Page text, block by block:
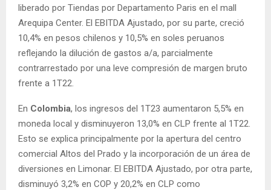
liberado por Tiendas por Departamento Paris en el mall
Arequipa Center. El EBITDA Ajustado, por su parte, creció
10,4% en pesos chilenos y 10,5% en soles peruanos
reflejando la dilución de gastos a/a, parcialmente
contrarrestado por una leve compresión de margen bruto
frente a 1T22.
En Colombia, los ingresos del 1T23 aumentaron 5,5% en
moneda local y disminuyeron 13,0% en CLP frente al 1T22.
Esto se explica principalmente por la apertura del centro
comercial Altos del Prado y la incorporación de un área de
diversiones en Limonar. El EBITDA Ajustado, por otra parte,
disminuyó 3,2% en COP y 20,2% en CLP como